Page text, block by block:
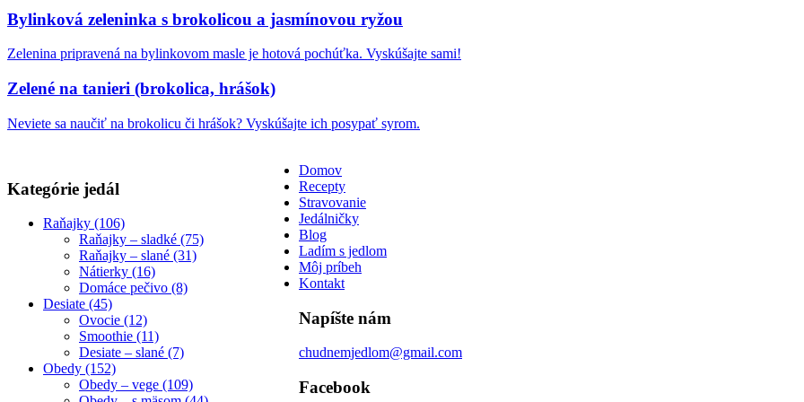
Bylinková zeleninka s brokolicou a jasmínovou ryžou
Zelenina pripravená na bylinkovom masle je hotová pochúťka. Vyskúšajte sami!
Zelené na tanieri (brokolica, hrášok)
Neviete sa naučiť na brokolicu či hrášok? Vyskúšajte ich posypať syrom.
Kategórie jedál
Raňajky (106)
Raňajky – sladké (75)
Raňajky – slané (31)
Nátierky (16)
Domáce pečivo (8)
Desiate (45)
Ovocie (12)
Smoothie (11)
Desiate – slané (7)
Obedy (152)
Obedy – vege (109)
Domov
Recepty
Stravovanie
Jedálničky
Blog
Ladím s jedlom
Môj príbeh
Kontakt
Napíšte nám
chudnemjedlom@gmail.com
Facebook